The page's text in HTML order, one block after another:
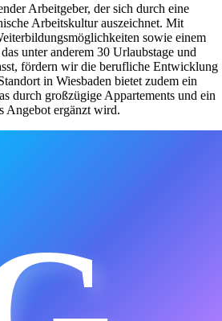
Arbeitgeber, der sich durch eine
Arbeitskultur auszeichnet. Mit
sowie einem
unter anderem 30 Urlaubstage und
fördern wir die berufliche Entwicklung
in Wiesbaden bietet zudem ein
durch großzügige Appartements und ein
Angebot ergänzt wird.